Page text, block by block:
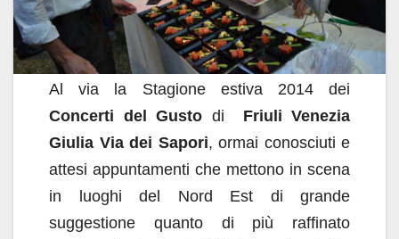
Al via la Stagione estiva 2014 dei
Concerti del Gusto di
Friuli Venezia
Giulia Via dei Sapori, ormai conosciuti e
attesi appuntamenti che mettono in scena
in luoghi del Nord Est di grande
suggestione quanto di più raffinato